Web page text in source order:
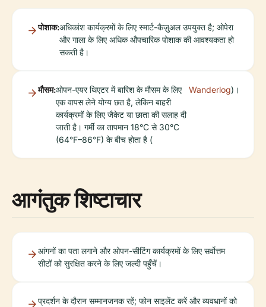
पोशाक:अधिकांश कार्यक्रमों के लिए स्मार्ट-कैज़ुअल उपयुक्त है; ओपेरा
और गाला के लिए अधिक औपचारिक पोशाक की आवश्यकता हो
सकती है।
मौसम:ओपन-एयर थिएटर में बारिश के मौसम के लिए
एक वापस लेने योग्य छत है, लेकिन बाहरी
कार्यक्रमों के लिए जैकेट या छाता की सलाह दी
जाती है। गर्मी का तापमान 18°C से 30°C
(64°F–86°F) के बीच होता है (
Wanderlog)।
आगंतुक शिष्टाचार
आंगनों का पता लगाने और ओपन-सीटिंग कार्यक्रमों के लिए सर्वोत्तम
सीटों को सुरक्षित करने के लिए जल्दी पहुँचें।
प्रदर्शन के दौरान सम्मानजनक रहें; फोन साइलेंट करें और व्यवधानों को